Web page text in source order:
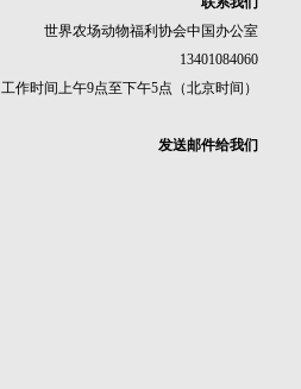
世界农场动物福利协会中国办公室
13401084060
工作时间上午9点至下午5点（北京时间）
发送邮件给我们